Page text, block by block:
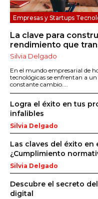
Empresas y Startups
La clave para
rendimiento que
Silvia Delgado
En el mundo empresarial de
tecnológicas se enfrentan a
constante cambio....
Logra el éxito en tus
infalibles
Silvia Delgado
Las claves del éxito en
¿Cumplimiento
Silvia Delgado
Descubre el secreto
digital